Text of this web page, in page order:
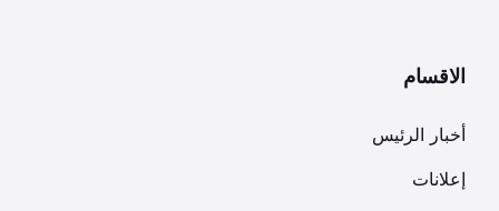
الاقسام
أخبار الرئيس
إعلانات